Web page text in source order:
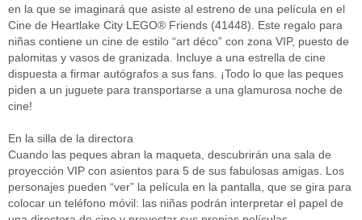
en la que se imaginará que asiste al estreno de una película en el
Cine de Heartlake City LEGO® Friends (41448). Este regalo para
niñas contiene un cine de estilo “art déco” con zona VIP, puesto de
palomitas y vasos de granizada. Incluye a una estrella de cine
dispuesta a firmar autógrafos a sus fans. ¡Todo lo que las peques
piden a un juguete para transportarse a una glamurosa noche de
cine!
En la silla de la directora
Cuando las peques abran la maqueta, descubrirán una sala de
proyección VIP con asientos para 5 de sus fabulosas amigas. Los
personajes pueden “ver” la película en la pantalla, que se gira para
colocar un teléfono móvil: las niñas podrán interpretar el papel de